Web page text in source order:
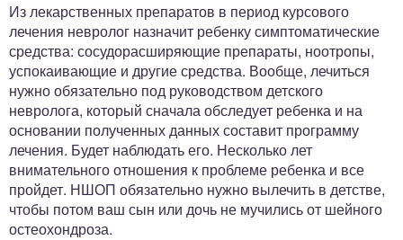
Из лекарственных препаратов в период курсового
лечения невролог назначит ребенку симптоматические
средства: сосудорасширяющие препараты, ноотропы,
успокаивающие и другие средства. Вообще, лечиться
нужно обязательно под руководством детского
невролога, который сначала обследует ребенка и на
основании полученных данных составит программу
лечения. Будет наблюдать его. Несколько лет
внимательного отношения к проблеме ребенка и все
пройдет. НШОП обязательно нужно вылечить в детстве,
чтобы потом ваш сын или дочь не мучились от шейного
остеохондроза.